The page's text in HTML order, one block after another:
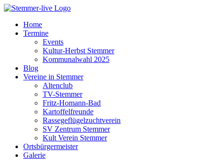
Home
Termine
Events
Kultur-Herbst Stemmer
Kommunalwahl 2025
Blog
Vereine in Stemmer
Altenclub
TV-Stemmer
Fritz-Homann-Bad
Kartoffelfreunde
Rassegeflügelzuchtverein
SV Zentrum Stemmer
Kult Verein Stemmer
Ortsbürgermeister
Galerie